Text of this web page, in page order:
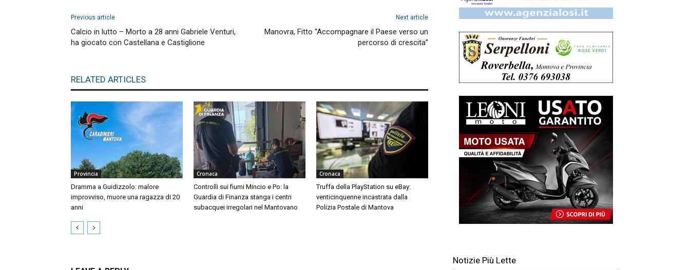
Previous article
Calcio in lutto – Morto a 28 anni Gabriele Venturi,
ha giocato con Castellana e Castiglione
Next article
Manovra, Fitto “Accompagnare il Paese verso un
percorso di crescita”
RELATED ARTICLES
Provincia
Dramma a Guidizzolo: malore
improvviso, muore una ragazza di 20
anni
Cronaca
Controlli sui fiumi Mincio e Po: la
Guardia di Finanza stanga i centri
subacquei irregolari nel Mantovano
Cronaca
Truffa della PlayStation su eBay:
venticinquenne incastrata dalla
Polizia Postale di Mantova
Notizie Più Lette